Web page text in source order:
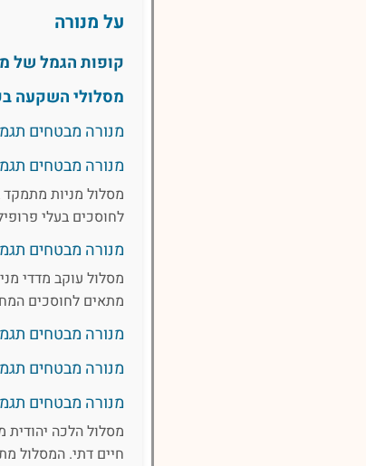
על מנורה
קופות הגמל של
מסלולי השקעה
מנורה מבטחים
מנורה מבטחים
מסלול מניות
לחוסכים בעלי
מנורה מבטחים
מתאים לחוסכים
מנורה מבטחים
מנורה מבטחים
מנורה מבטחים
מסלול הלכה
חיים דתי. המסלול